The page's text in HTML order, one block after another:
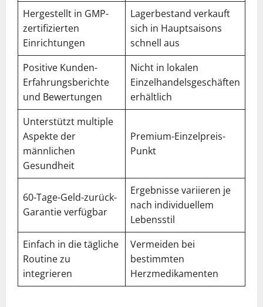
Hergestellt in GMP-
zertifizierten
Einrichtungen
Lagerbestand verkauft
sich in Hauptsaisons
schnell aus
Positive Kunden-
Erfahrungsberichte
und Bewertungen
Nicht in lokalen
Einzelhandelsgeschäften
erhältlich
Unterstützt multiple
Aspekte der
männlichen
Gesundheit
Premium-Einzelpreis-
Punkt
60-Tage-Geld-zurück-
Garantie verfügbar
Ergebnisse variieren je
nach individuellem
Lebensstil
Einfach in die tägliche
Routine zu
integrieren
Vermeiden bei
bestimmten
Herzmedikamenten